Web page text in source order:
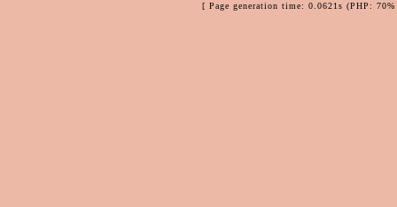
[ Page generation time: 0.0621s (PHP: